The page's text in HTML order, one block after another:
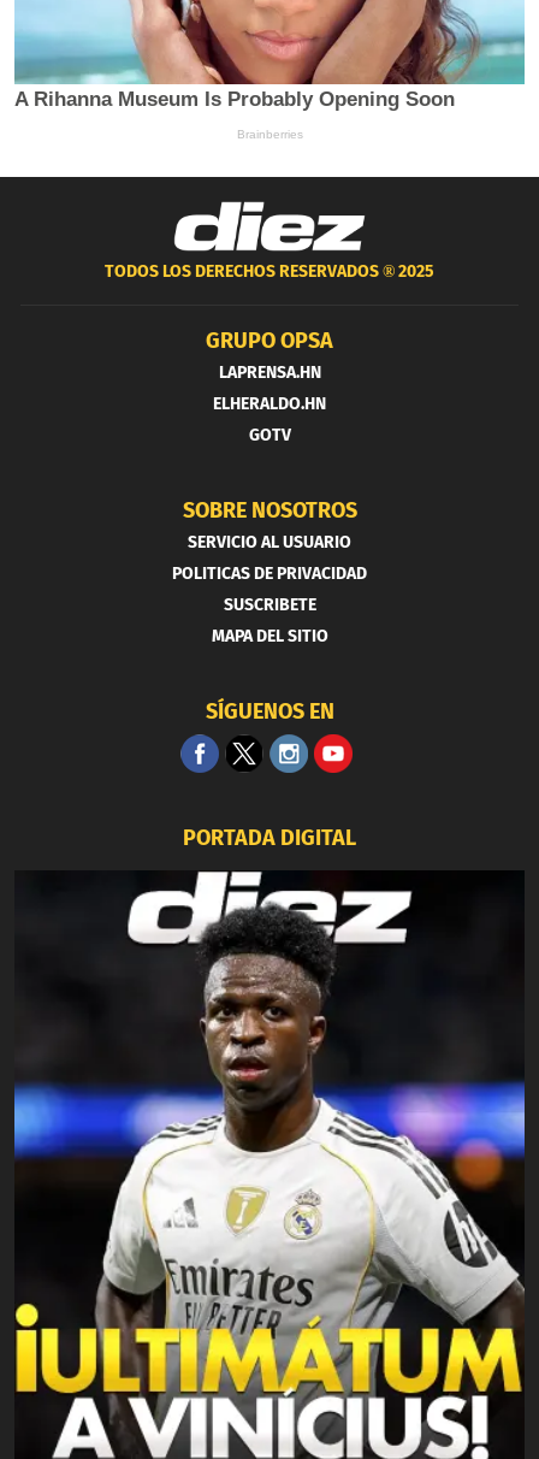
TODOS LOS DERECHOS RESERVADOS ®2025
GRUPO OPSA
LAPRENSA.HN
ELHERALDO.HN
GOTV
SOBRE NOSOTROS
SERVICIO AL USUARIO
POLITICAS DE PRIVACIDAD
SUSCRIBETE
MAPA DEL SITIO
SÍGUENOS EN
PORTADA DIGITAL